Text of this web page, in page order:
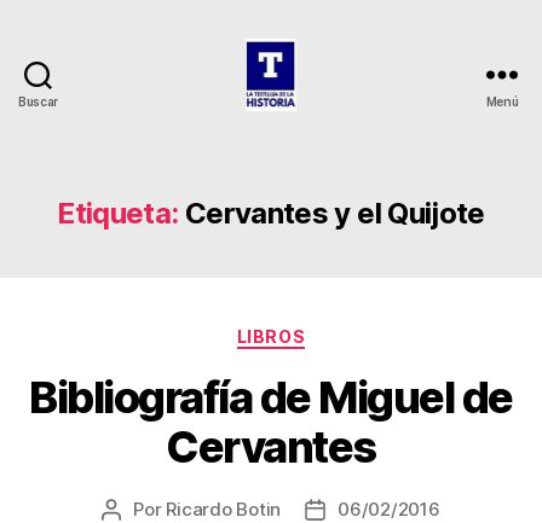
Buscar
la
Historia
Menú
Etiqueta: Cervantes y el Quijote
Categorías
LIBROS
Bibliografía de Miguel de
Cervantes
Autor
Por Ricardo Botin
Fecha06/02/2016